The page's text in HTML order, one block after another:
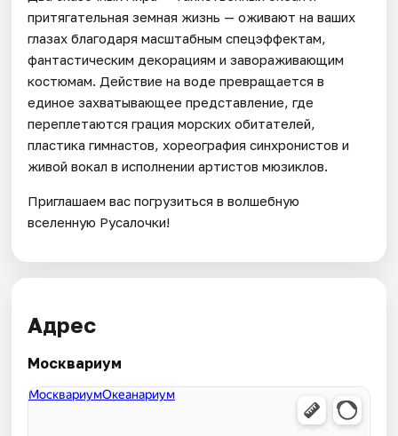
притягательная земная жизнь — оживают на ваших
глазах благодаря масштабным спецэффектам,
фантастическим декорациям и завораживающим
костюмам. Действие на воде превращается в
единое захватывающее представление, где
переплетаются грация морских обитателей,
пластика гимнастов, хореография синхронистов и
живой вокал в исполнении артистов мюзиклов.
Приглашаем вас погрузиться в волшебную
вселенную Русалочки!
Адрес
Москвариум